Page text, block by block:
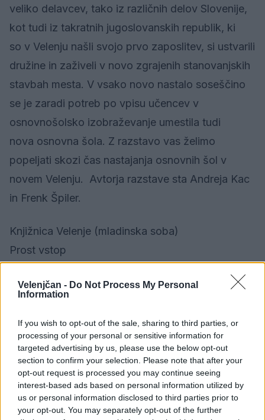
Velenjčan - Do Not Process My Personal
Information
If you wish to opt-out of the sale, sharing to third parties, or
processing of your personal or sensitive information for
targeted advertising by us, please use the below opt-out
section to confirm your selection. Please note that after your
opt-out request is processed you may continue seeing
interest-based ads based on personal information utilized by
us or personal information disclosed to third parties prior to
your opt-out. You may separately opt-out of the further
veliko delavcev, tako iz različnih delov Slovenije,
kot tudi iz takratnih jugoslovanskih republik, ki
so v Velenju našli svojo prvo zaposlitev, si ustvarili
družine in zaživeli v novo zgrajenih stanovanjskih
stavbah mesta. V vsako novo nastalo soseščino
se je zaradi potreb po vpisu učencev v
osnovnošolsko izobraževanje umestila tudi
nova osnovna šola. Z razstavo vas želimo
popeljati skozi čas nastajanja osnovnih šol v
novem Velenju. Avtorja razstave sta Andreja Kac
in Frenk Špiler.
Knjižnica Velenje (mladinska soba)
Prost vstop
1. 11. - 30. 11. 2019
Razstava Na potepu po mestu s Piko
Nogavičko
Pika je na svoje potepanje po mestu
povabila tudi otroke iz Vrtca Velenje,
ki so se vabilu z veseljem odzvali.